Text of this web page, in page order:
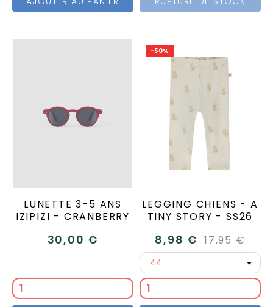
LUNETTE 3-5 ANS
IZIPIZI - CRANBERRY
30,00 €
-50%
LEGGING CHIENS - A
TINY STORY - SS26
8,98 € 17,95 €